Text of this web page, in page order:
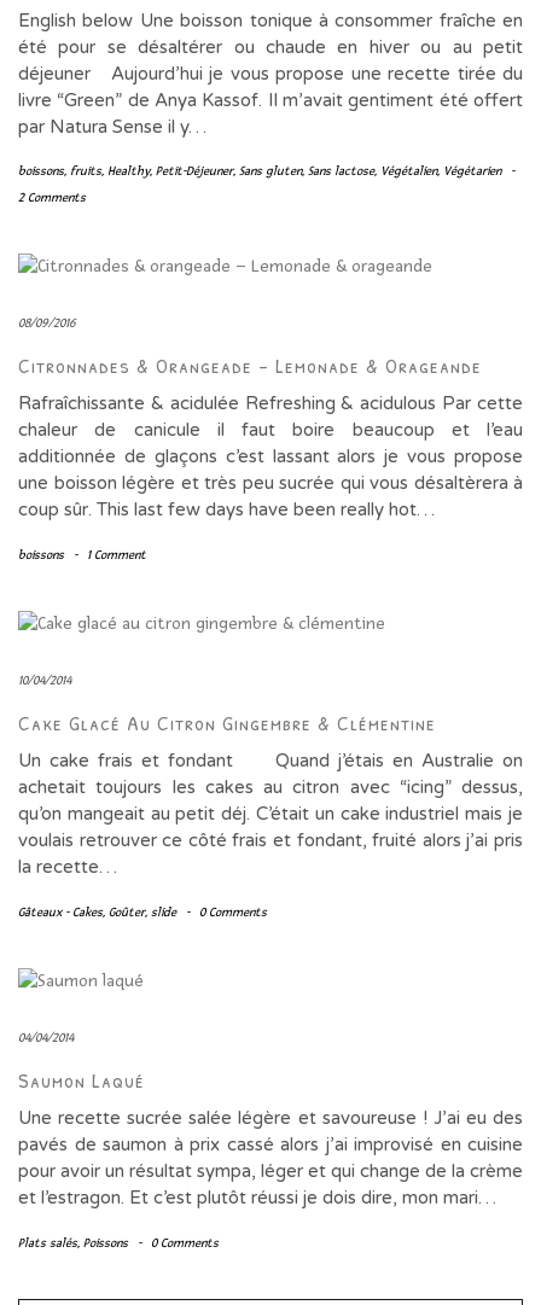
English below Une boisson tonique à consommer fraîche en
été pour se désaltérer ou chaude en hiver ou au petit
déjeuner Aujourd’hui je vous propose une recette tirée du
livre “Green” de Anya Kassof. Il m’avait gentiment été offert
par Natura Sense il y…
boissons, fruits, Healthy, Petit-Déjeuner, Sans gluten, Sans lactose, Végétalien, Végétarien
-
2 Comments
08/09/2016
Citronnades & Orangeade – Lemonade & Orageande
Rafraîchissante & acidulée Refreshing & acidulous Par cette
chaleur de canicule il faut boire beaucoup et l’eau
additionnée de glaçons c’est lassant alors je vous propose
une boisson légère et très peu sucrée qui vous désaltèrera à
coup sûr. This last few days have been really hot…
boissons - 1 Comment
10/04/2014
Cake Glacé Au Citron Gingembre & Clémentine
Un cake frais et fondant Quand j’étais en Australie on
achetait toujours les cakes au citron avec “icing” dessus,
qu’on mangeait au petit déj. C’était un cake industriel mais je
voulais retrouver ce côté frais et fondant, fruité alors j’ai pris
la recette…
Gâteaux - Cakes, Goûter, slide - 0 Comments
04/04/2014
Saumon Laqué
Une recette sucrée salée légère et savoureuse ! J’ai eu des
pavés de saumon à prix cassé alors j’ai improvisé en cuisine
pour avoir un résultat sympa, léger et qui change de la crème
et l’estragon. Et c’est plutôt réussi je dois dire, mon mari…
Plats salés, Poissons - 0 Comments